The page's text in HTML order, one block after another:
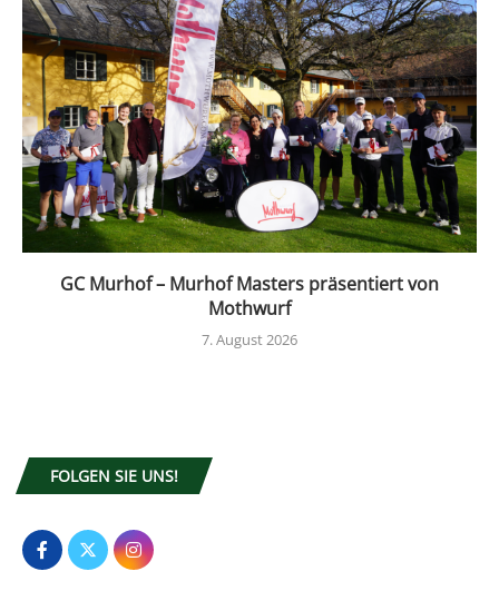
GC Murhof – Murhof Masters präsentiert von
Mothwurf
7. August 2026
FOLGEN SIE UNS!